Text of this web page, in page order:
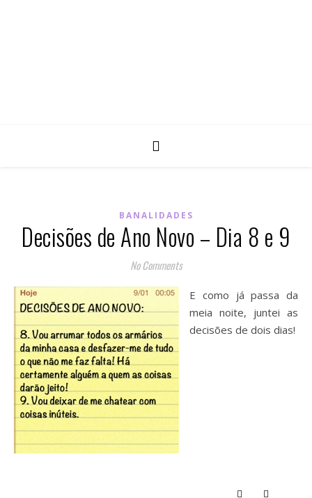
BANALIDADES
Decisões de Ano Novo – Dia 8 e 9
No Comments
E como já passa da
meia noite, juntei as
decisões de dois dias!